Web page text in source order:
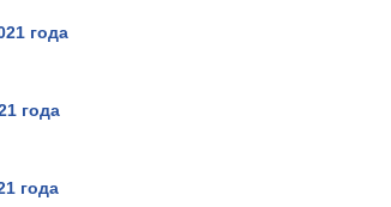
года
года
года